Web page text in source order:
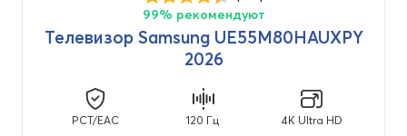
99% рекомендуют
Телевизор Samsung UE55M80HAUXPY
2026
PCT/EAC 120 Гц 4K Ultra HD